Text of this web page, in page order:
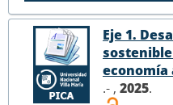
Eje 1.
.- , 2025.